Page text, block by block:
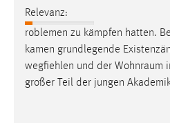
Relevanz:
roblemen zu kämpfen hatten.
kamen grundlegende
wegfiehlen und der Wohnraum
großer Teil der jungen
Facebook
Conversion-Tracking
Cookie Laufzeit: